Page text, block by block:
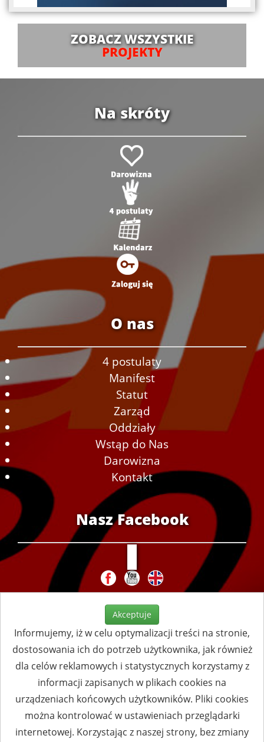
ZOBACZ WSZYSTKIE
PROJEKTY
Na skróty
O nas
4 postulaty
Manifest
Statut
Zarząd
Oddziały
Wstąp do Nas
Darowizna
Kontakt
Nasz Facebook
Akceptuje
Informujemy, iż w celu optymalizacji treści na stronie,
dostosowania ich do potrzeb użytkownika, jak również
dla celów reklamowych i statystycznych korzystamy z
informacji zapisanych w plikach cookies na
urządzeniach końcowych użytkowników. Pliki cookies
można kontrolować w ustawieniach przeglądarki
internetowej. Korzystając z naszej strony, bez zmiany